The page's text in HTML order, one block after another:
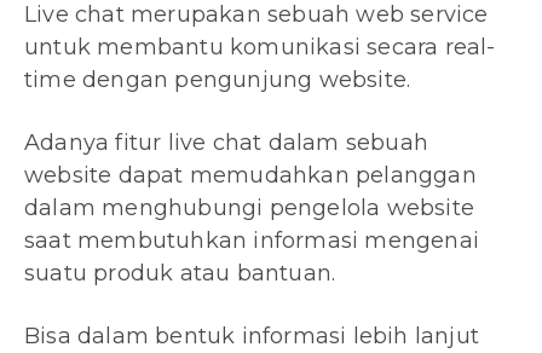
Live chat merupakan sebuah web service
untuk membantu komunikasi secara real-
time dengan pengunjung website.
Adanya fitur live chat dalam sebuah
website dapat memudahkan pelanggan
dalam menghubungi pengelola website
saat membutuhkan informasi mengenai
suatu produk atau bantuan.
Bisa dalam bentuk informasi lebih lanjut